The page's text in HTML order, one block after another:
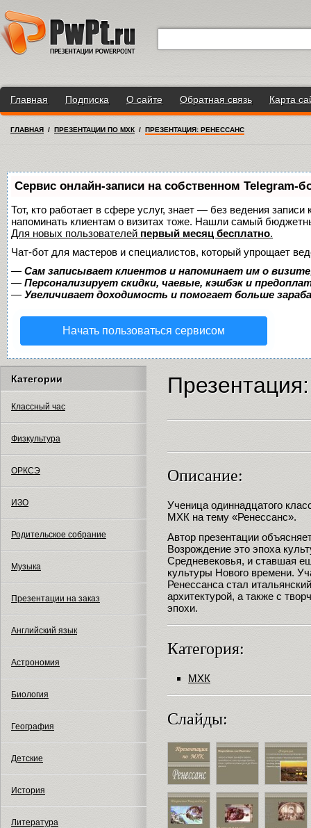
Главная Подписка О сайте Обратная связь Карта
ГЛАВНАЯ / ПРЕЗЕНТАЦИИ ПО МХК / ПРЕЗЕНТАЦИЯ: РЕНЕССАНС
Сервис онлайн-записи на собственном Telegram-
Тот, кто работает в сфере услуг, знает — без ведения
напоминать клиентам о визитах тоже. Нашли самый
Для новых пользователей первый месяц бесплатно.
Чат-бот для мастеров и специалистов, который упрощает
— Сам записывает клиентов и напоминает им о
— Персонализирует скидки, чаевые, кэшбэк и
— Увеличивает доходимость и помогает больше
Начать пользоваться сервисом
Категории
Классный час
Физкультура
ОРКСЭ
ИЗО
Родительское собрание
Музыка
Презентации на заказ
Английский язык
Астрономия
Биология
География
Детские
История
Литература
Описание:
Ученица одиннадцатого
МХК на тему «Ренессанс».
Автор презентации
Возрождение это эпоха
Средневековья, и ставшая
культуры Нового времени.
Ренессанса стал
архитектурой, а также с
эпохи.
Категория:
МХК
Слайды: